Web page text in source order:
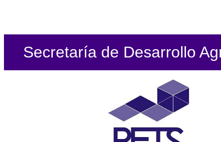
Secretaría de Desarrollo